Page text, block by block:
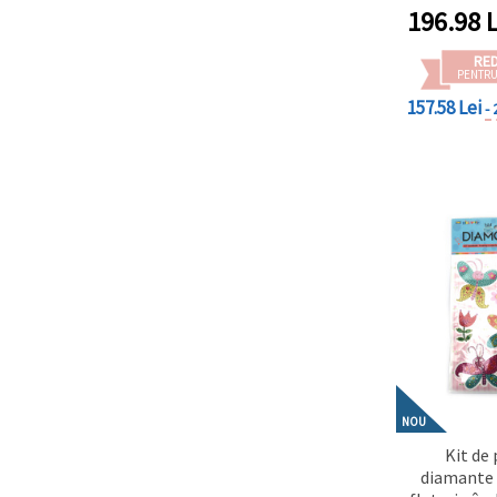
de animale
196.98
157.58 Lei-
NOU
Kit de
diamante